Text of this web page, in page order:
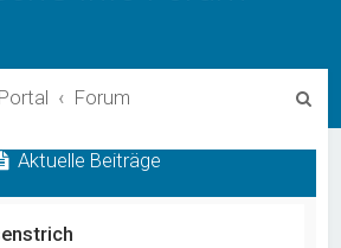
Portal Forum
h
Aktuelle Beiträge